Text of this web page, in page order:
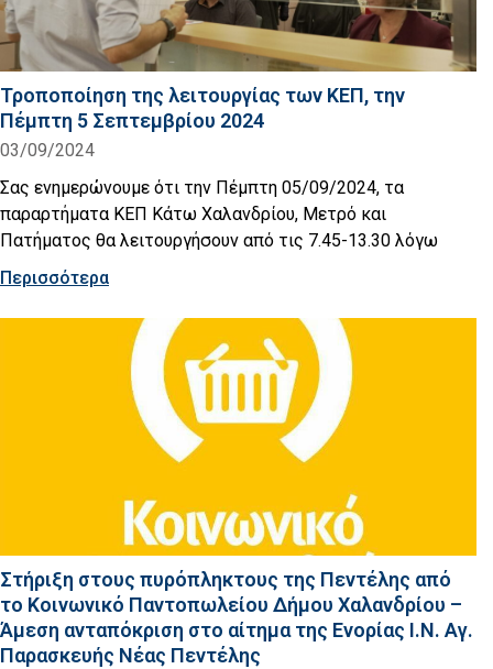
Τροποποίηση της λειτουργίας των ΚΕΠ, την
Πέμπτη 5 Σεπτεμβρίου 2024
03/09/2024
Σας ενημερώνουμε ότι την Πέμπτη 05/09/2024, τα
παραρτήματα ΚΕΠ Κάτω Χαλανδρίου, Μετρό και
Πατήματος θα λειτουργήσουν από τις 7.45-13.30 λόγω
Περισσότερα
Στήριξη στους πυρόπληκτους της Πεντέλης από
το Κοινωνικό Παντοπωλείου Δήμου Χαλανδρίου –
Άμεση ανταπόκριση στο αίτημα της Ενορίας Ι.Ν. Αγ.
Παρασκευής Νέας Πεντέλης